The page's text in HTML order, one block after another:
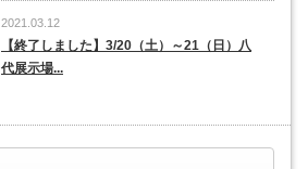
2021.03.12
【終了しました】3/20（土）～21（日）八
代展示場...